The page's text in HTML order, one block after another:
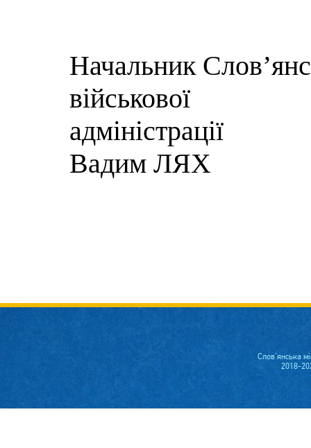
Начальник
військової
Вадим ЛЯХ
Слов'янська
2018-